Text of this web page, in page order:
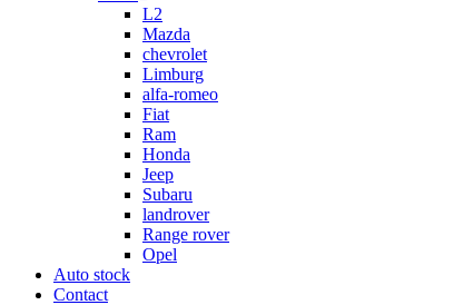
L2
Mazda
chevrolet
Limburg
alfa-romeo
Fiat
Ram
Honda
Jeep
Subaru
landrover
Range rover
Opel
Auto stock
Contact